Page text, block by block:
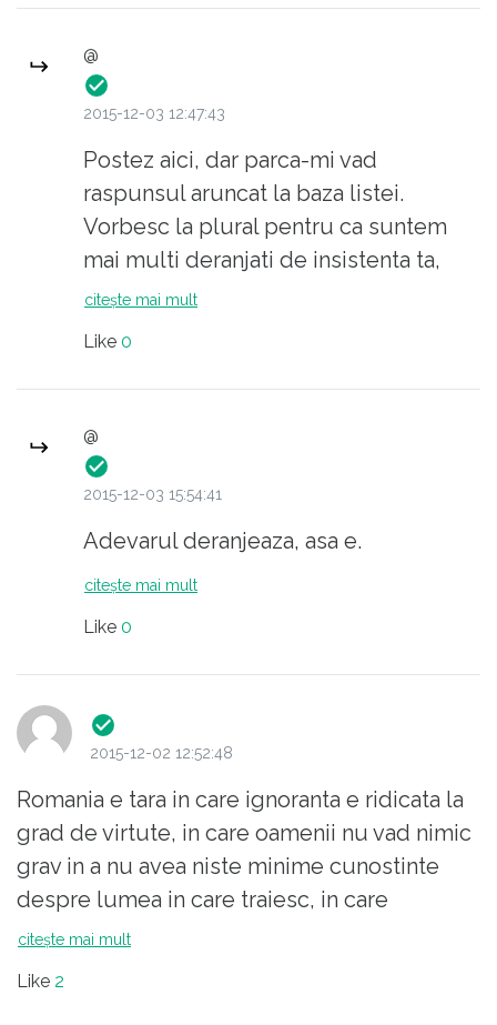
@
2015-12-03 12:47:43
Postez aici, dar parca-mi vad
raspunsul aruncat la baza listei.
Vorbesc la plural pentru ca suntem
mai multi deranjati de insistenta ta,
care cel mult tradeaza o varsta
citește mai mult
Like 0
@
2015-12-03 15:54:41
Adevarul deranjeaza, asa e.
citește mai mult
Like 0
2015-12-02 12:52:48
Romania e tara in care ignoranta e ridicata la
grad de virtute, in care oamenii nu vad nimic
grav in a nu avea niste minime cunostinte
despre lumea in care traiesc, in care
majoritatea sunt convinsi ca pamantul se
citește mai mult
Like 2